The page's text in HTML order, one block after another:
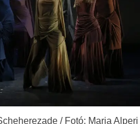
/ Fotó: Maria Alperi